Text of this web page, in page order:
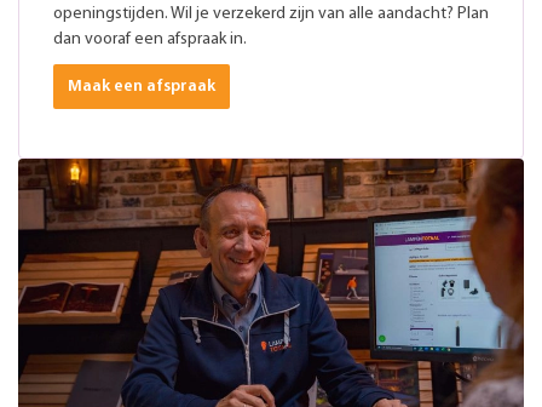
openingstijden. Wil je verzekerd zijn van alle aandacht? Plan
dan vooraf een afspraak in.
Maak een afspraak